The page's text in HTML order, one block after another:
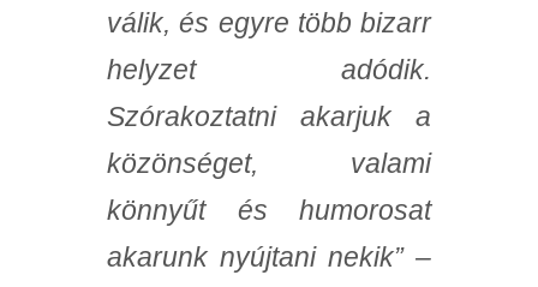
válik, és egyre több bizarr
helyzet adódik.
Szórakoztatni akarjuk a
közönséget, valami
könnyűt és humorosat
akarunk nyújtani nekik” –